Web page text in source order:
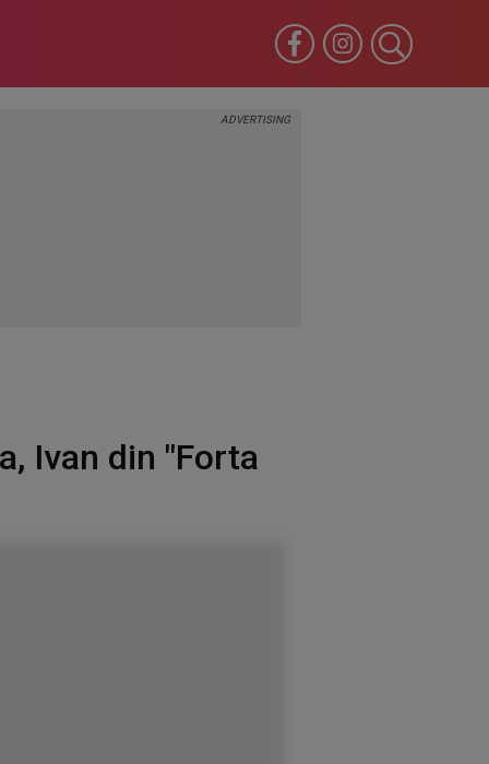
Ivan din "Forta